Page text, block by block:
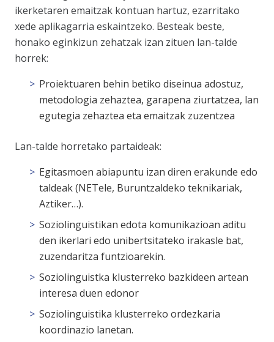
ikerketaren emaitzak kontuan hartuz, ezarritako
xede aplikagarria eskaintzeko. Besteak beste,
honako eginkizun zehatzak izan zituen lan-talde
horrek:
Proiektuaren behin betiko diseinua adostuz,
metodologia zehaztea, garapena ziurtatzea, lan
egutegia zehaztea eta emaitzak zuzentzea
Lan-talde horretako partaideak:
Egitasmoen abiapuntu izan diren erakunde edo
taldeak (NETele, Buruntzaldeko teknikariak,
Aztiker…).
Soziolinguistikan edota komunikazioan aditu
den ikerlari edo unibertsitateko irakasle bat,
zuzendaritza funtzioarekin.
Soziolinguistka klusterreko bazkideen artean
interesa duen edonor
Soziolinguistika klusterreko ordezkaria
koordinazio lanetan.